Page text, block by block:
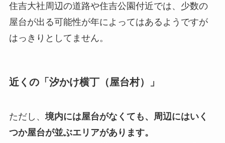
住吉大社周辺の道路や住吉公園付近では、少数の
屋台が出る可能性が年によってはあるようですが
はっきりとしてません。
近くの「汐かけ横丁（屋台村）」
ただし、 境内には屋台がなくても、周辺にはいく
つか屋台が並ぶエリアがあります。